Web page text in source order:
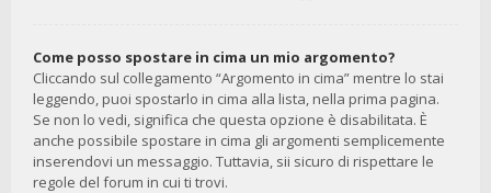
Come posso spostare in cima un mio argomento?
Cliccando sul collegamento “Argomento in cima” mentre lo stai
leggendo, puoi spostarlo in cima alla lista, nella prima pagina.
Se non lo vedi, significa che questa opzione è disabilitata. È
anche possibile spostare in cima gli argomenti semplicemente
inserendovi un messaggio. Tuttavia, sii sicuro di rispettare le
regole del forum in cui ti trovi.